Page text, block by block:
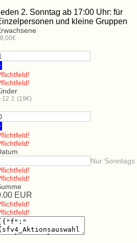
2. Sonntag ab 17:00 Uhr: für
und kleine Gruppen
12 J. (19€)
Nur Sonntags
EUR